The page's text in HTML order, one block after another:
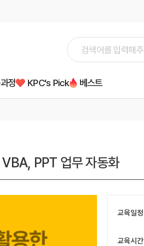
정 KPC's Pick 베스트
PPT 업무 자동화
교육일정
교육시간